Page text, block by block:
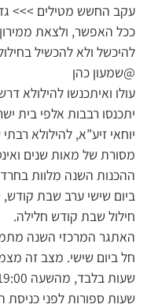
עקב החשש מטילים >>>
ככל האפשר, ולצאת
להיכשל ולא להכשיל
@שמעון כהן
עולו ואיתכנשו להילולא
יתכנסו רבבות אלפי בית
יוחאי זיע”א, להילולא
מסורת של מאות שנים
ההכנות השנה מלוות
ביום שישי ערב שבת
חילול שבת קודש חלילה.
האתגר המרכזי השנה
שעות ספורות לפני